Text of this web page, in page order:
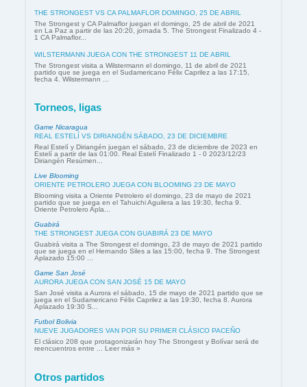
THE STRONGEST VS CA PALMAFLOR DOMINGO, 25 DE ABRIL
The Strongest y CA Palmaflor juegan el domingo, 25 de abril de 2021
en La Paz a partir de las 20:20, jornada 5. The Strongest Finalizado 4 -
1 CA Palmaflor...
WILSTERMANN JUEGA CON THE STRONGEST 11 DE ABRIL
The Strongest visita a Wilstermann el domingo, 11 de abril de 2021
partido que se juega en el Sudamericano Félix Caprilez a las 17:15,
fecha 4. Wilstermann ...
Torneos, ligas
Game Nicaragua
REAL ESTELÍ VS DIRIANGÉN SÁBADO, 23 DE DICIEMBRE
Real Estelí y Diriangén juegan el sábado, 23 de diciembre de 2023 en
Estelí a partir de las 01:00. Real Estelí Finalizado 1 - 0 2023/12/23
Diriangén Resúmen...
Live Blooming
ORIENTE PETROLERO JUEGA CON BLOOMING 23 DE MAYO
Blooming visita a Oriente Petrolero el domingo, 23 de mayo de 2021
partido que se juega en el Tahuichi Aguilera a las 19:30, fecha 9.
Oriente Petrolero Apla...
Guabirá
THE STRONGEST JUEGA CON GUABIRÁ 23 DE MAYO
Guabirá visita a The Strongest el domingo, 23 de mayo de 2021 partido
que se juega en el Hernando Siles a las 15:00, fecha 9. The Strongest
Aplazado 15:00 ...
Game San José
AURORA JUEGA CON SAN JOSÉ 15 DE MAYO
San José visita a Aurora el sábado, 15 de mayo de 2021 partido que se
juega en el Sudamericano Félix Caprilez a las 19:30, fecha 8. Aurora
Aplazado 19:30 S...
Futbol Bolivia
NUEVE JUGADORES VAN POR SU PRIMER CLÁSICO PACEÑO
El clásico 208 que protagonizarán hoy The Strongest y Bolívar será de
reencuentros entre ... Leer más »
Otros partidos